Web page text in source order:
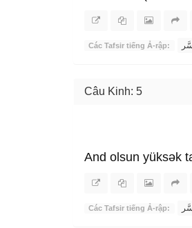
Các Tafsir tiếng Ả-rập:
Câu Kinh: 5
And olsun yüksək
Các Tafsir tiếng Ả-rập: